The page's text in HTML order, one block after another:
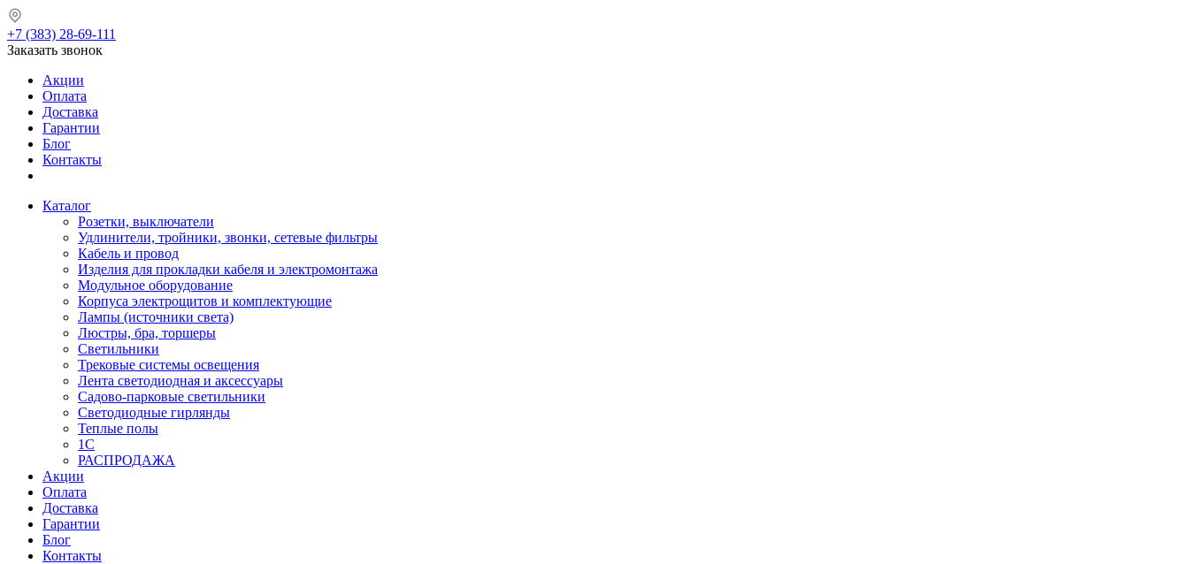
+7 (383) 28-69-111
Заказать звонок
Акции
Оплата
Доставка
Гарантии
Блог
Контакты
Каталог
Розетки, выключатели
Удлинители, тройники, звонки, сетевые фильтры
Кабель и провод
Изделия для прокладки кабеля и электромонтажа
Модульное оборудование
Корпуса электрощитов и комплектующие
Лампы (источники света)
Люстры, бра, торшеры
Светильники
Трековые системы освещения
Лента светодиодная и аксессуары
Садово-парковые светильники
Светодиодные гирлянды
Теплые полы
1С
РАСПРОДАЖА
Акции
Оплата
Доставка
Гарантии
Блог
Контакты